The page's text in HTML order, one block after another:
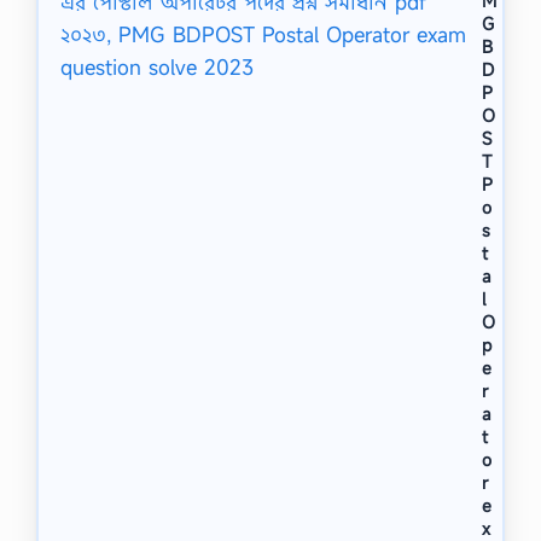
G
B
D
P
O
S
T
P
o
s
t
a
l
O
p
e
r
a
t
o
r
e
x